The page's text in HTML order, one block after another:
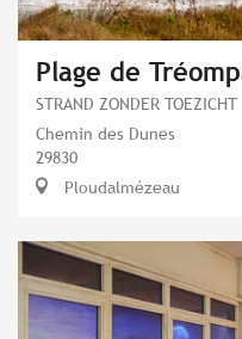
Plage de
STRAND ZONDER TOEZICHT
Chemin des Dunes
29830
Ploudalmézeau